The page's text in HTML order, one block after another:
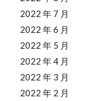
2022 年 7 月
2022 年 6 月
2022 年 5 月
2022 年 4 月
2022 年 3 月
2022 年 2 月